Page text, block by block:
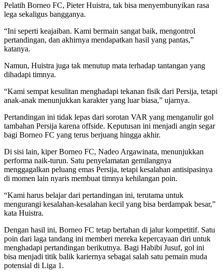
Pelatih Borneo FC, Pieter Huistra, tak bisa menyembunyikan rasa
lega sekaligus bangganya.
“Ini seperti keajaiban. Kami bermain sangat baik, mengontrol
pertandingan, dan akhirnya mendapatkan hasil yang pantas,”
katanya.
Namun, Huistra juga tak menutup mata terhadap tantangan yang
dihadapi timnya.
“Kami sempat kesulitan menghadapi tekanan fisik dari Persija, tetapi
anak-anak menunjukkan karakter yang luar biasa,” ujarnya.
Pertandingan ini tidak lepas dari sorotan VAR yang menganulir gol
tambahan Persija karena offside. Keputusan ini menjadi angin segar
bagi Borneo FC yang terus berjuang hingga akhir.
Di sisi lain, kiper Borneo FC, Nadeo Argawinata, menunjukkan
performa naik-turun. Satu penyelamatan gemilangnya
menggagalkan peluang emas Persija, tetapi kesalahan antisipasinya
di momen lain nyaris membuat timnya kehilangan poin.
“Kami harus belajar dari pertandingan ini, terutama untuk
mengurangi kesalahan-kesalahan kecil yang bisa berdampak besar,”
kata Huistra.
Dengan hasil ini, Borneo FC tetap bertahan di jalur kompetitif. Satu
poin dari laga tandang ini memberi mereka kepercayaan diri untuk
menghadapi pertandingan berikutnya. Bagi Habibi Jusuf, gol ini
bisa menjadi titik balik kariernya sebagai salah satu pemain muda
potensial di Liga 1.